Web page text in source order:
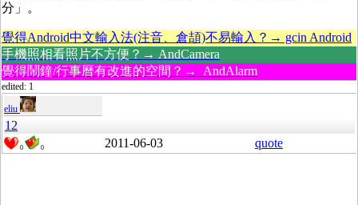
分」。
覺得Android中文輸入法(注音、倉頡)不易輸入？→ gcin Android
手機照相看照片不方便？→ AndCamera
覺得鬧鐘/行事曆有改進的空間？→ AndAlarm
edited: 1
eliu
12
0 0 2011-06-03 quote